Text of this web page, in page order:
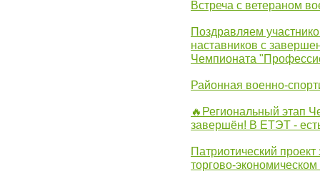
Встреча с ветераном
Поздравляем
наставников с
Чемпионата
Районная военно-
🔥Региональный этап
завершён! В ЕТЭТ -
Патриотический
торгово-